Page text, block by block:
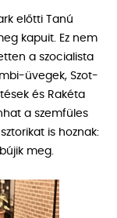
előtti Tanú
kapuit. Ez nem
a szocialista
üvegek, Szot-
és Rakéta
a szemfüles
is hoznak:
meg.